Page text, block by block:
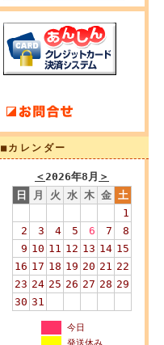
■カレンダー
＜2026年8月 ＞
日
月 火 水 木 金 土
1
2
3 4 5 6 7
8
9 10 11 12 13 14 15
16 17 18 19 20 21 22
23 24 25 26 27 28 29
30 31
今日